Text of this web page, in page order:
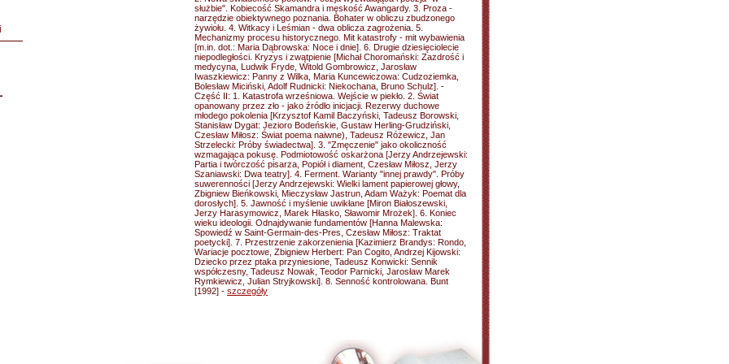
służbie". Kobiecość Skamandra i męskość Awangardy. 3. Proza -
narzędzie obiektywnego poznania. Bohater w obliczu zbudzonego
żywiołu. 4. Witkacy i Leśmian - dwa oblicza zagrożenia. 5.
Mechanizmy procesu historycznego. Mit katastrofy - mit wybawienia
[m.in. dot.: Maria Dąbrowska: Noce i dnie]. 6. Drugie dziesięciolecie
niepodległości. Kryzys i zwątpienie [Michał Choromański: Zazdrość i
medycyna, Ludwik Fryde, Witold Gombrowicz, Jarosław
Iwaszkiewicz: Panny z Wilka, Maria Kuncewiczowa: Cudzoziemka,
Bolesław Miciński, Adolf Rudnicki: Niekochana, Bruno Schulz]. -
Część II: 1. Katastrofa wrześniowa. Wejście w piekło. 2. Świat
opanowany przez zło - jako źródło inicjacji. Rezerwy duchowe
młodego pokolenia [Krzysztof Kamil Baczyński, Tadeusz Borowski,
Stanisław Dygat: Jezioro Bodeńskie, Gustaw Herling-Grudziński,
Czesław Miłosz: Świat poema naiwne), Tadeusz Różewicz, Jan
Strzelecki: Próby świadectwa]. 3. "Zmęczenie" jako okoliczność
wzmagająca pokusę. Podmiotowość oskarżona [Jerzy Andrzejewski:
Partia i twórczość pisarza, Popiół i diament, Czesław Miłosz, Jerzy
Szaniawski: Dwa teatry]. 4. Ferment. Warianty "innej prawdy". Próby
suwerenności [Jerzy Andrzejewski: Wielki lament papierowej głowy,
Zbigniew Bieńkowski, Mieczysław Jastrun, Adam Ważyk: Poemat dla
dorosłych]. 5. Jawność i myślenie uwikłane [Miron Białoszewski,
Jerzy Harasymowicz, Marek Hłasko, Sławomir Mrożek]. 6. Koniec
wieku ideologii. Odnajdywanie fundamentów [Hanna Malewska:
Spowiedź w Saint-Germain-des-Pres, Czesław Miłosz: Traktat
poetycki]. 7. Przestrzenie zakorzenienia [Kazimierz Brandys: Rondo,
Wariacje pocztowe, Zbigniew Herbert: Pan Cogito, Andrzej Kijowski:
Dziecko przez ptaka przyniesione, Tadeusz Konwicki: Sennik
współczesny, Tadeusz Nowak, Teodor Parnicki, Jarosław Marek
Rymkiewicz, Julian Stryjkowski]. 8. Senność kontrolowana. Bunt
[1992] - szczegóły